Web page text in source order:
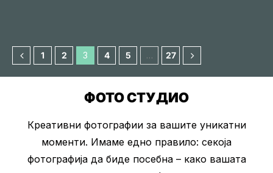
1 2 3 4 5 … 27
ФОТО СТУДИО
Креативни фотографии за вашите уникатни
моменти. Имаме едно правило: секоја
фотографија да биде посебна – како вашата